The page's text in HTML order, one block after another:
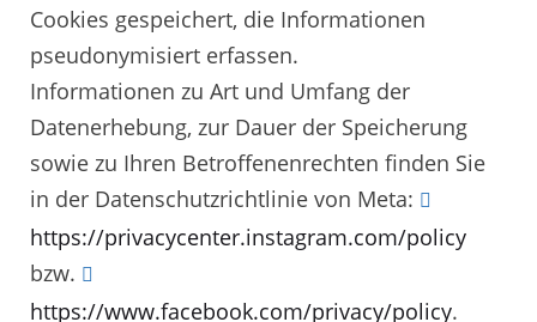
Cookies gespeichert, die Informationen
pseudonymisiert erfassen.
Informationen zu Art und Umfang der
Datenerhebung, zur Dauer der Speicherung
sowie zu Ihren Betroffenenrechten finden Sie
in der Datenschutzrichtlinie von Meta:
https://privacycenter.instagram.com/policy
bzw.
https://www.facebook.com/privacy/policy.